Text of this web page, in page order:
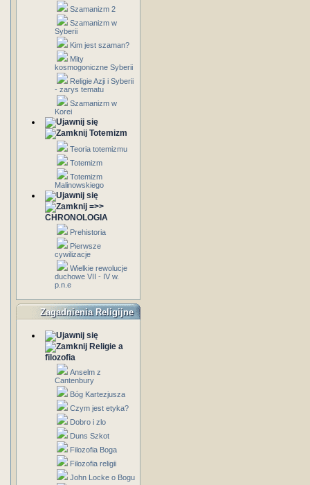
Szamanizm 2
Szamanizm w
Syberii
Kim jest szaman?
Mity
kosmogoniczne Syberii
Religie Azji i Syberii
- zarys tematu
Szamanizm w
Korei
Totemizm
Teoria totemizmu
Totemizm
Totemizm
Malinowskiego
=>>
CHRONOLOGIA
Prehistoria
Pierwsze
cywilizacje
Wielkie rewolucje
duchowe VII - IV w.
p.n.e
Zagadnienia Religijne
Religie a
filozofia
Anselm z
Cantenbury
Bóg Kartezjusza
Czym jest etyka?
Dobro i zlo
Duns Szkot
Filozofia Boga
Filozofia religii
John Locke o Bogu